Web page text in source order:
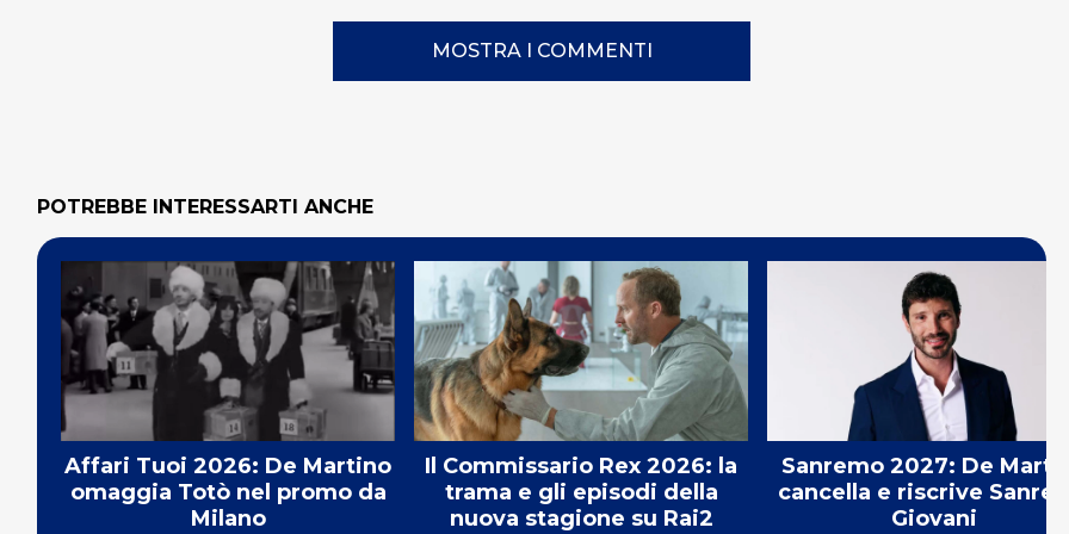
MOSTRA I COMMENTI
POTREBBE INTERESSARTI ANCHE
Affari Tuoi 2026: De Martino
omaggia Totò nel promo da
Milano
Il Commissario Rex 2026: la
trama e gli episodi della
nuova stagione su Rai2
Sanremo 2027: De
cancella e riscrive
Giovani